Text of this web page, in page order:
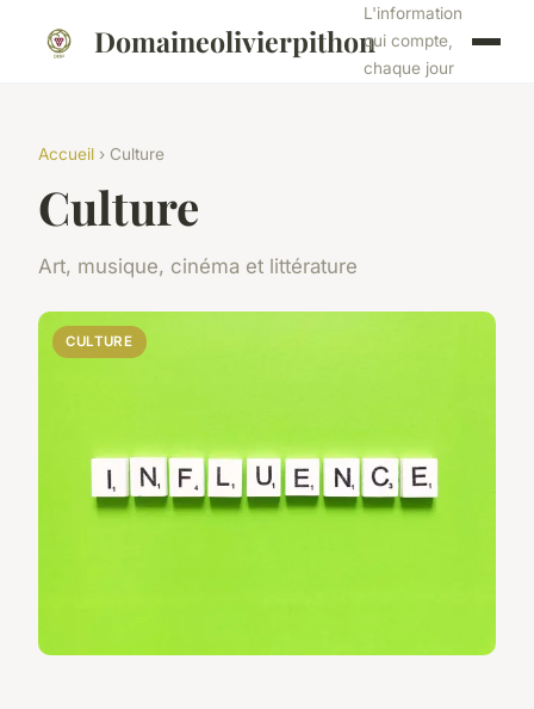
Domaineolivierpithon
L'information
qui compte,
chaque jour
Accueil › Culture
Culture
Art, musique, cinéma et littérature
CULTURE